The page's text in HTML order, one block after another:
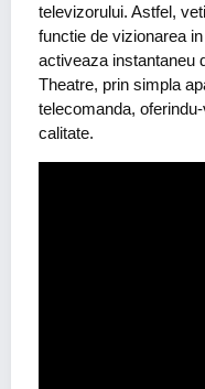
televizorului. Astfel,
functie de vizionarea
activeaza instantaneu
Theatre, prin simpla
telecomanda,
calitate.